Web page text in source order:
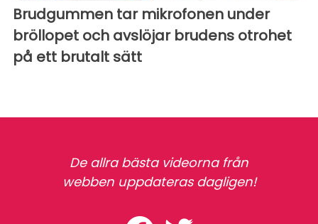
Brudgummen tar mikrofonen under
bröllopet och avslöjar brudens otrohet
på ett brutalt sätt
De allra bästa videorna från
webben uppdateras dagligen!